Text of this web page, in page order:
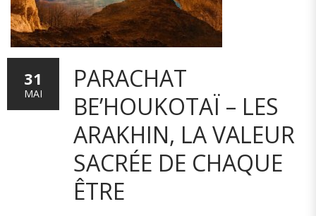
PARACHAT
BE’HOUKOTAÏ – LES
ARAKHIN, LA VALEUR
SACRÉE DE CHAQUE
ÊTRE
31
MAI